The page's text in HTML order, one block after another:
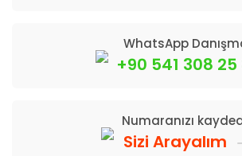
WhatsApp
+90 541 308 25
Numaranızı
Sizi Arayalım